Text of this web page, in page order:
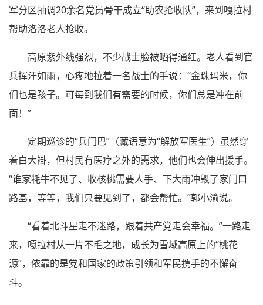
军分区抽调20余名党员骨干成立“助农抢收队”，来到嘎拉村
帮助洛洛老人抢收。
高原紫外线强烈，不少战士脸被晒得通红。老人看到官
兵挥汗如雨，心疼地拉着一名战士的手说：“金珠玛米，你
们也是孩子。可每到我们有需要的时候，你们总是冲在前
面！”
定期巡诊的“兵门巴”（藏语意为“解放军医生”）虽然穿
着白大褂，但村民有医疗之外的需求，他们也会伸出援手。
“谁家牦牛不见了、收核桃需要人手、下大雨冲毁了家门口
路基，等等，我们只要见到了，都会帮忙。”郭小渝说。
“看着北斗星走不迷路，跟着共产党走会幸福。”一路走
来，嘎拉村从一片不毛之地，成长为雪域高原上的“桃花
源”，依靠的是党和国家的政策引领和军民携手的不懈奋
斗。